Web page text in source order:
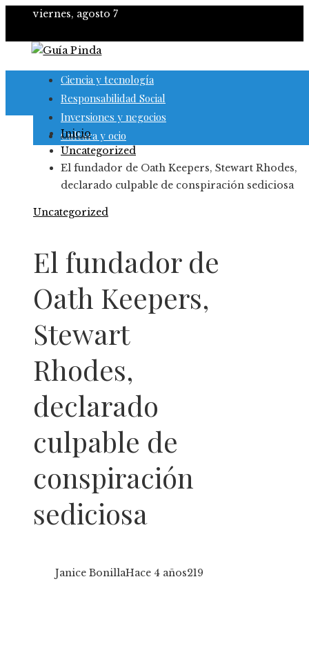
viernes, agosto 7
Ciencia y tecnología
Responsabilidad Social
Inversiones y negocios
Cultura y ocio
Inicio
Uncategorized
El fundador de Oath Keepers, Stewart Rhodes,
declarado culpable de conspiración sediciosa
Uncategorized
El fundador de
Oath Keepers,
Stewart
Rhodes,
declarado
culpable de
conspiración
sediciosa
Janice BonillaHace 4 años219